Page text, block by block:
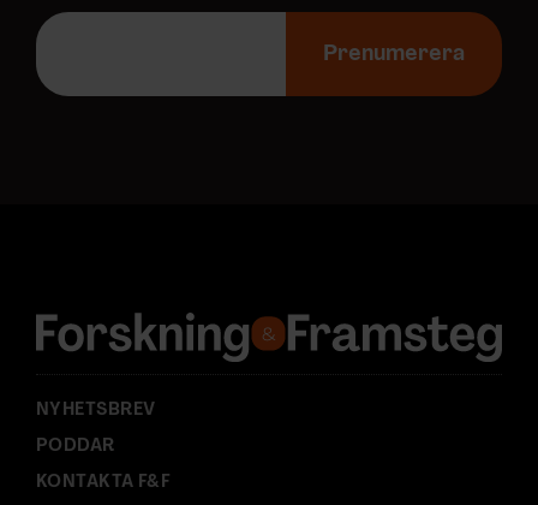
E
p
s
:
Prenumerera
NYHETSBREV
PODDAR
KONTAKTA F&F